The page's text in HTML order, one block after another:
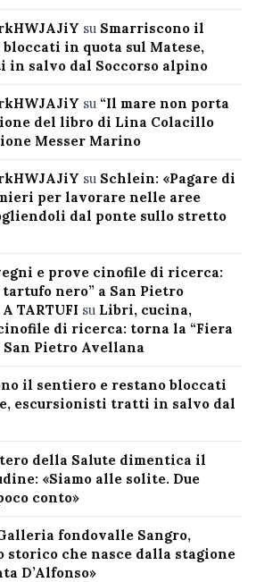
su Smarriscono il
in quota sul Matese,
salvo dal Soccorso alpino
su “Il mare non porta
del libro di Lina Colacillo
Messer Marino
su Schlein: «Pagare di
per lavorare nelle aree
dal ponte sullo stretto
e prove cinofile di ricerca:
nero” a San Pietro
TARTUFI su Libri, cucina,
di ricerca: torna la “Fiera
Pietro Avellana
il sentiero e restano bloccati
escursionisti tratti in salvo dal
della Salute dimentica il
«Siamo alle solite. Due
conto»
fondovalle Sangro,
storico che nasce dalla stagione
D’Alfonso»